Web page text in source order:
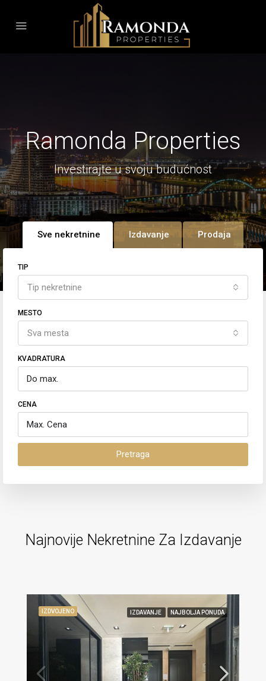
Ramonda Properties
Investirajte u svoju budućnost
Sve nekretnine Izdavanje Prodaja
TIP
Tip nekretnine
MESTO
Sva mesta
KVADRATURA
CENA
Pretraga
Najnovije Nekretnine Za Izdavanje
IZDVOJENO IZDAVANJE NAJBOLJA PONUDA